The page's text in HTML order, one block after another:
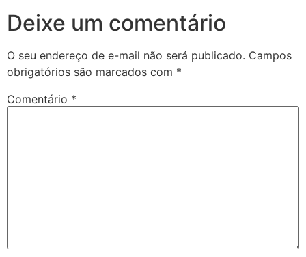
Deixe um comentário
O seu endereço de e-mail não será publicado. Campos
obrigatórios são marcados com *
Comentário *